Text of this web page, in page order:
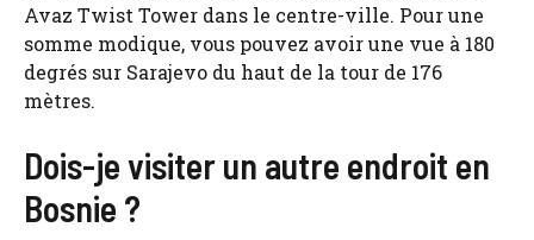
Avaz Twist Tower dans le centre-ville. Pour une
somme modique, vous pouvez avoir une vue à 180
degrés sur Sarajevo du haut de la tour de 176
mètres.
Dois-je visiter un autre endroit en
Bosnie ?